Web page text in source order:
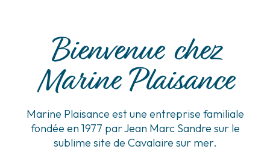
Bienvenue chez
Marine Plaisance
Marine Plaisance est une entreprise familiale
fondée en 1977 par Jean Marc Sandre sur le
sublime site de Cavalaire sur mer.